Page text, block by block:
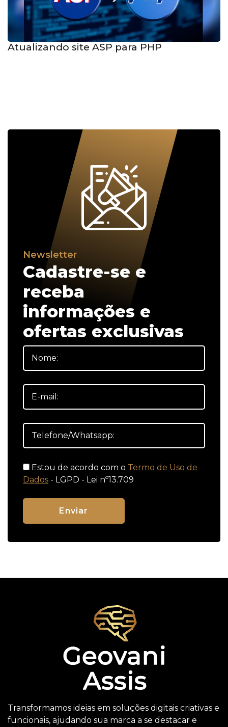
Atualizando site ASP para PHP
Newsletter
Cadastre-se e
receba
informações e
ofertas exclusivas
Estou de acordo com o Termo de Uso de
Dados - LGPD - Lei nº13.709
Transformamos ideias em soluções digitais criativas e
funcionais, ajudando sua marca a se destacar e